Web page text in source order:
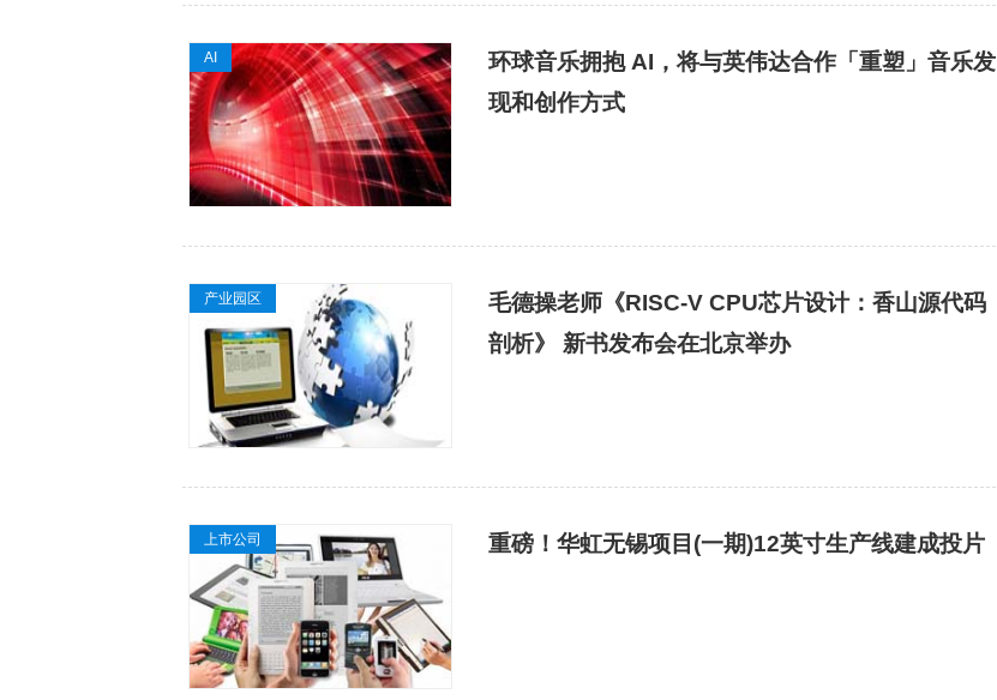
AI
环球音乐拥抱 AI，将与英伟达合作「重塑」音乐发
现和创作方式
产业园区
毛德操老师《RISC-V CPU芯片设计：香山源代码
剖析》 新书发布会在北京举办
上市公司 重磅！华虹无锡项目(一期)12英寸生产线建成投片